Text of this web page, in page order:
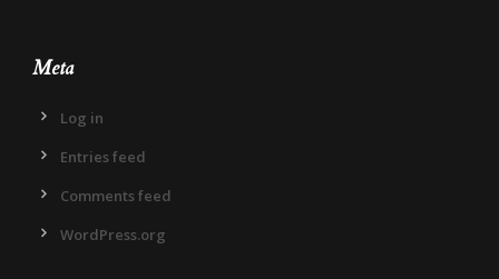
Meta
Log in
Entries feed
Comments feed
WordPress.org